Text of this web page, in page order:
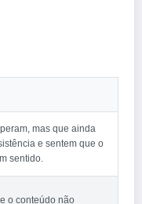
mas que ainda
e sentem que o
sentido.
o conteúdo não